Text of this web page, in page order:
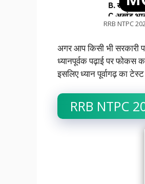
RRB NTPC
अगर आप किसी भी सरकारी
ध्यानपूर्वक पढ़ाई पर फोकस
इसलिए ध्यान पूर्वागढ़ का
RRB NTPC